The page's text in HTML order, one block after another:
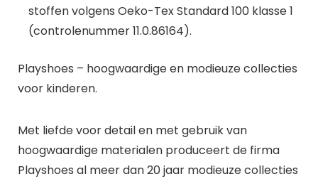
stoffen volgens Oeko-Tex Standard 100 klasse 1
(controlenummer 11.0.86164).
Playshoes – hoogwaardige en modieuze collecties
voor kinderen.
Met liefde voor detail en met gebruik van
hoogwaardige materialen produceert de firma
Playshoes al meer dan 20 jaar modieuze collecties